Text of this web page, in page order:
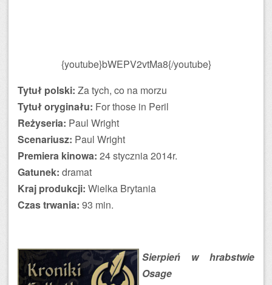
{youtube}bWEPV2vtMa8{/youtube}
Tytuł polski: Za tych, co na morzu
Tytuł oryginału: For those in Peril
Reżyseria: Paul Wright
Scenariusz: Paul Wright
Premiera kinowa: 24 stycznia 2014r.
Gatunek: dramat
Kraj produkcji: Wielka Brytania
Czas trwania: 93 min.
Sierpień w hrabstwie
Osage